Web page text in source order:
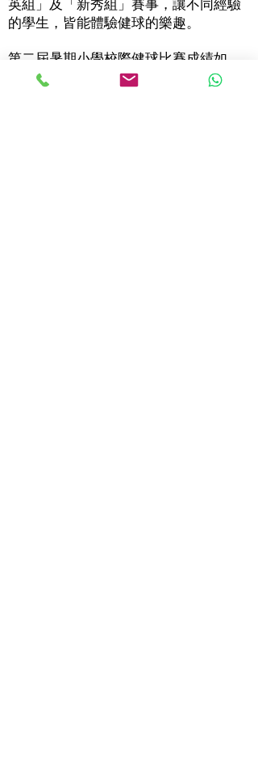
英組」及「新秀組」賽事，讓不同經驗
的學生，皆能體驗健球的樂趣。
第二屆暑期小學校際健球比賽成績如